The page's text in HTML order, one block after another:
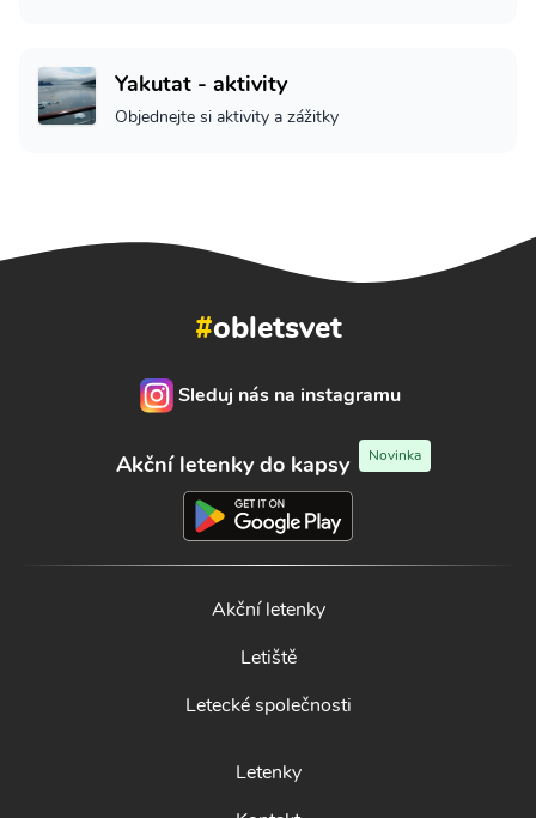
Yakutat - aktivity
Objednejte si aktivity a zážitky
#obletsvet
Sleduj nás na instagramu
Akční letenky do kapsy Novinka
Akční letenky
Letiště
Letecké společnosti
Letenky